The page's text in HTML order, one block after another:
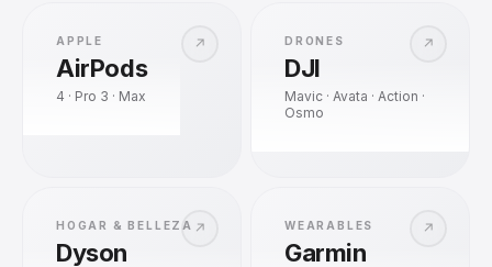
↗
APPLE
AirPods
4 · Pro 3 · Max
↗
DRONES
DJI
Mavic · Avata · Action ·
Osmo
↗
HOGAR & BELLEZA
Dyson
↗
WEARABLES
Garmin